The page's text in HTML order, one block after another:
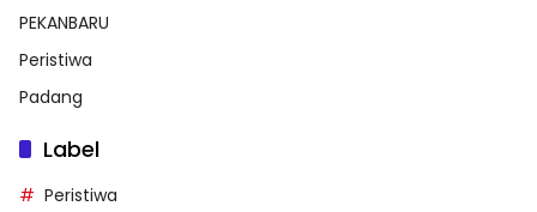
PEKANBARU
Peristiwa
Padang
Label
Peristiwa